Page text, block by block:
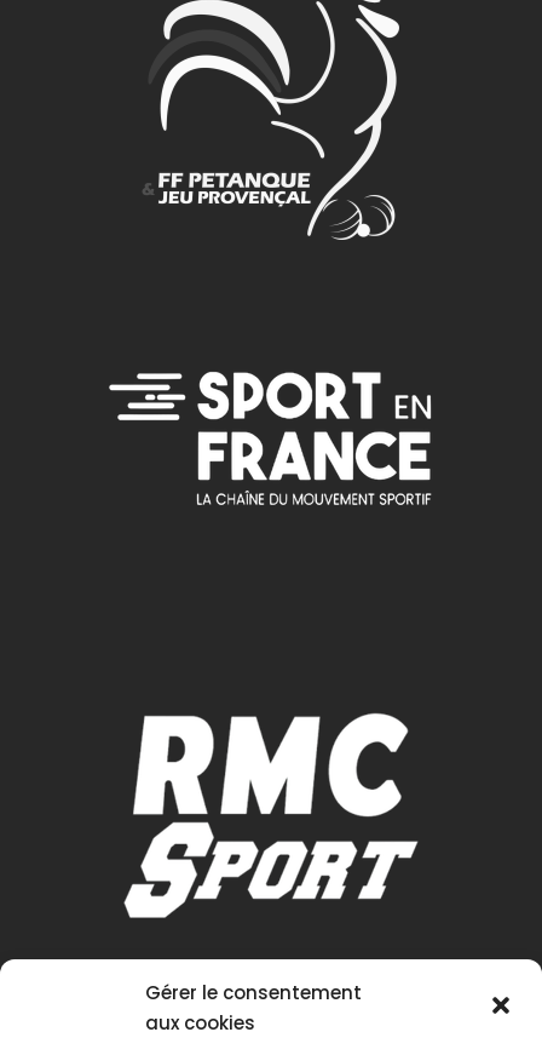
Gérer le consentement
aux cookies